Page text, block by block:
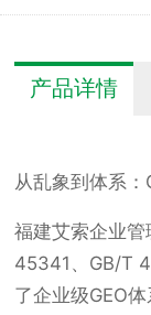
产品详情
从乱象到体系
福建艾索企业
45341、GB/T
了企业级GEO